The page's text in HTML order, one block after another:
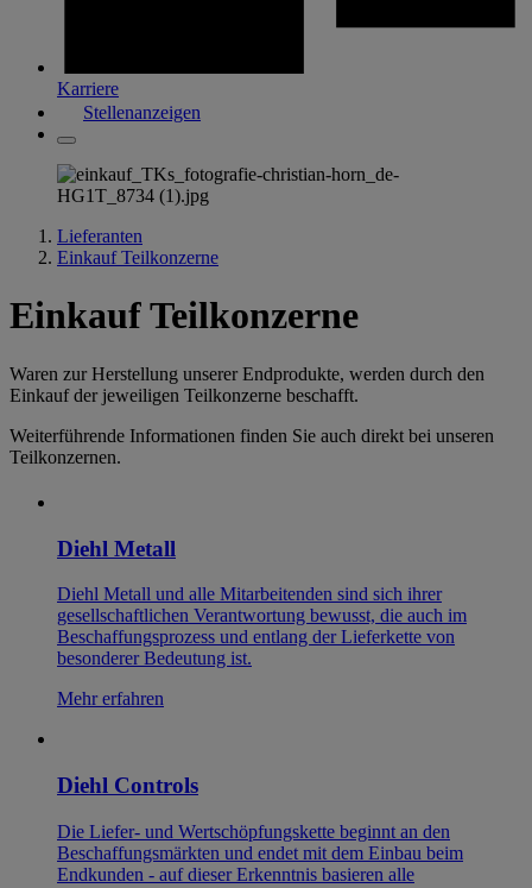
Karriere
Stellenanzeigen
Lieferanten
Einkauf Teilkonzerne
Einkauf Teilkonzerne
Waren zur Herstellung unserer Endprodukte, werden durch den
Einkauf der jeweiligen Teilkonzerne beschafft.
Weiterführende Informationen finden Sie auch direkt bei unseren
Teilkonzernen.
Diehl Metall
Diehl Metall und alle Mitarbeitenden sind sich ihrer
gesellschaftlichen Verantwortung bewusst, die auch im
Beschaffungsprozess und entlang der Lieferkette von
besonderer Bedeutung ist.
Mehr erfahren
Diehl Controls
Die Liefer- und Wertschöpfungskette beginnt an den
Beschaffungsmärkten und endet mit dem Einbau beim
Endkunden - auf dieser Erkenntnis basieren alle